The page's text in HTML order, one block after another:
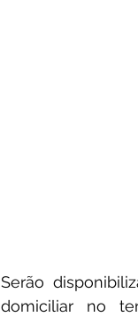
Serão
domiciliar no